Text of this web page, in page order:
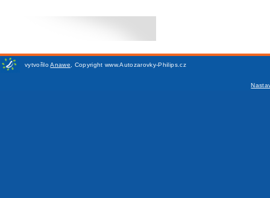
vytvořiloAnawe Copyright www.Autozarovky-Philips.cz